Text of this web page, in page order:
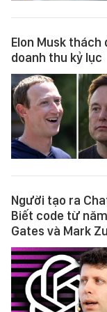
Elon Musk thách
doanh thu kỷ lục
Người tạo ra
Biết code từ
Gates và Mark